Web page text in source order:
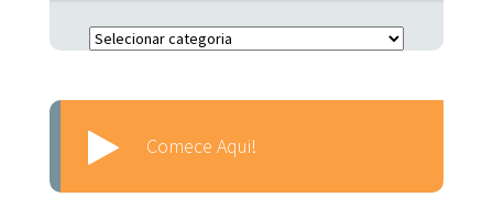
Escolha o Assunto:
Comece Aqui!